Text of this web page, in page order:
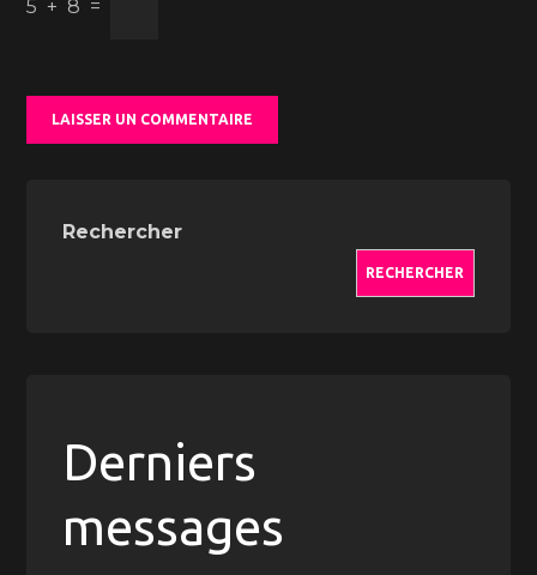
5 + 8 =
Rechercher
RECHERCHER
Derniers
messages